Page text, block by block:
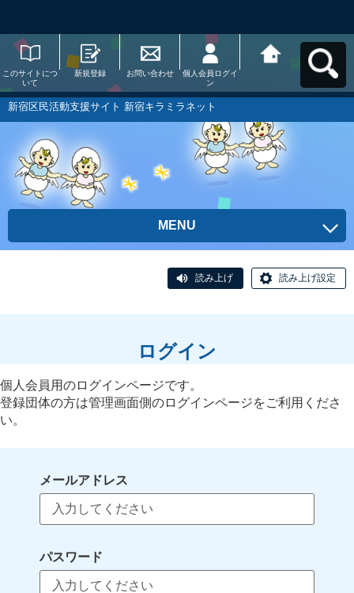
このサイトにつ
いて
新規登録 お問い合わせ
個人会員ログイ
ン
ラミラネットへ
新宿区民活動支援サイト 新宿キラミラネット
MENU
読み上げ 読み上げ設定
ログイン
個人会員用のログインページです。
登録団体の方は管理画面側のログインページをご利用くださ
い。
メールアドレス
パスワード